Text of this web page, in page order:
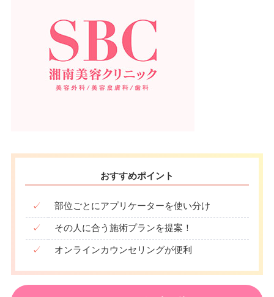
おすすめポイント
✓ 部位ごとにアプリケーターを使い分け
✓ その人に合う施術プランを提案！
✓ オンラインカウンセリングが便利